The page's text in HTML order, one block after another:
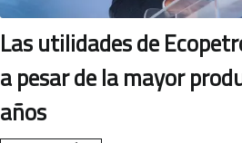
Las utilidades de
a pesar de la mayor
años